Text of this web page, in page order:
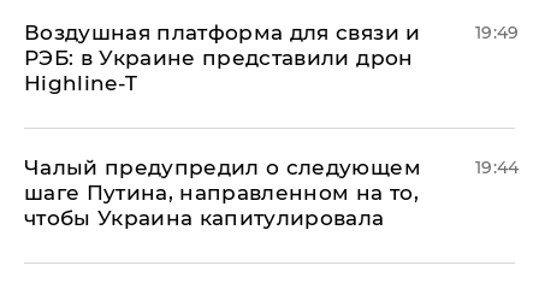
Воздушная платформа для связи и
РЭБ: в Украине представили дрон
Highline-T
19:49
Чалый предупредил о следующем
шаге Путина, направленном на то,
чтобы Украина капитулировала
19:44